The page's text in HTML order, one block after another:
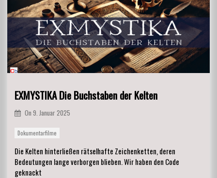
EXMYSTIKA Die Buchstaben der Kelten
On 9. Januar 2025
Dokumentarfilme
Die Kelten hinterließen rätselhafte Zeichenketten, deren
Bedeutungen lange verborgen blieben. Wir haben den Code
geknackt